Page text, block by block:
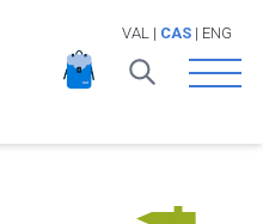
VAL | CAS| ENG
Open